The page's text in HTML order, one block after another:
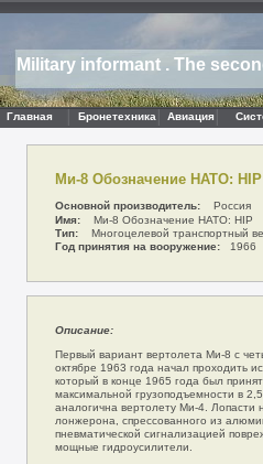
Military informant . The
Главная Бронетехника Авиация
Ми-8 Обозначение НАТО:
Основной производитель:
Имя: Ми-8 Обозначение НАТО: HIP
Тип: Многоцелевой транспортный
Год принятия на вооружение: 1966
Описание:
Первый вариант вертолета Ми-8 с
октябре 1963 года начал проходить
который в конце 1965 года был
максимальной грузоподъемности в
аналогична вертолету Ми-4. Лопасти
лонжерона, спрессованного из
пневматической сигнализацией
мощные гидроусилители.